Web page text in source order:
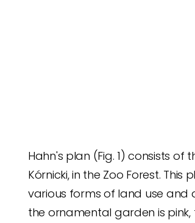
Hahn's plan (Fig. 1) consists
Kórnicki, in the Zoo Forest. This
various forms of land use and
the ornamental garden is